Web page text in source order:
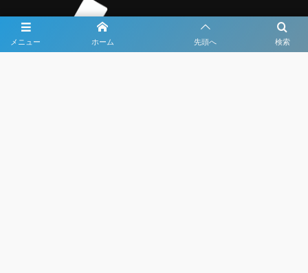
メニュー 検索
ホーム 先頭へ